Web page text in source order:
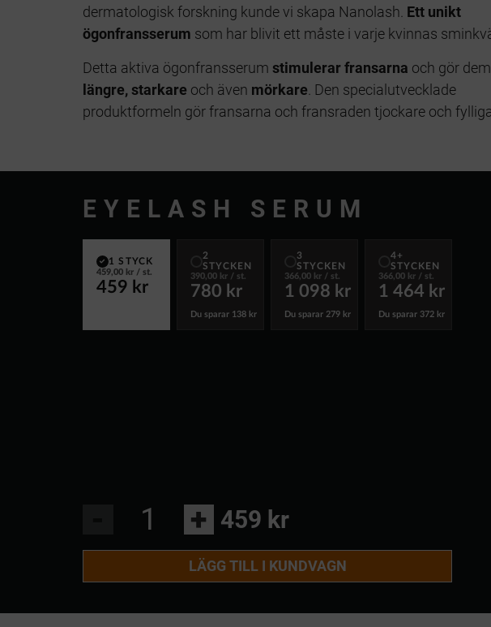
dermatologisk forskning kunde vi skapa Nanolash. Ett unikt
ögonfransserum som har blivit ett måste i varje kvinnas
Detta aktiva ögonfransserum stimulerar fransarna och gör dem
längre, starkare och även mörkare. Den specialutvecklade
produktformeln gör fransarna och fransraden tjockare och
EYELASH SERUM
1 STYCK
459,00 kr / st.
459 kr
2
STYCKEN
390,00 kr / st.
780 kr
Du sparar 138 kr
3
STYCKEN
366,00 kr / st.
1 098 kr
Du sparar 279 kr
4+
STYCKEN
366,00 kr / st.
1 464 kr
Du sparar 372 kr
+ 459 kr
LÄGG TILL I KUNDVAGN